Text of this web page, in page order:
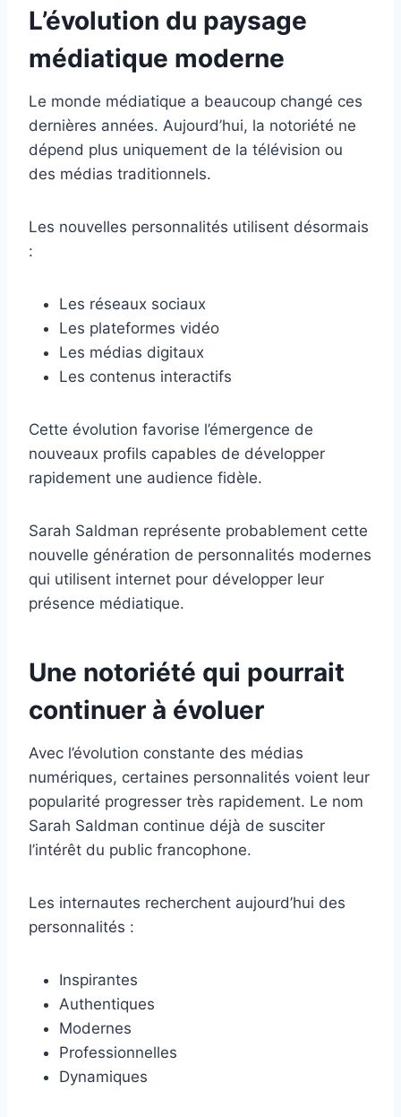
L’évolution du paysage
médiatique moderne
Le monde médiatique a beaucoup changé ces
dernières années. Aujourd’hui, la notoriété ne
dépend plus uniquement de la télévision ou
des médias traditionnels.
Les nouvelles personnalités utilisent désormais
:
Les réseaux sociaux
Les plateformes vidéo
Les médias digitaux
Les contenus interactifs
Cette évolution favorise l’émergence de
nouveaux profils capables de développer
rapidement une audience fidèle.
Sarah Saldman représente probablement cette
nouvelle génération de personnalités modernes
qui utilisent internet pour développer leur
présence médiatique.
Une notoriété qui pourrait
continuer à évoluer
Avec l’évolution constante des médias
numériques, certaines personnalités voient leur
popularité progresser très rapidement. Le nom
Sarah Saldman continue déjà de susciter
l’intérêt du public francophone.
Les internautes recherchent aujourd’hui des
personnalités :
Inspirantes
Authentiques
Modernes
Professionnelles
Dynamiques